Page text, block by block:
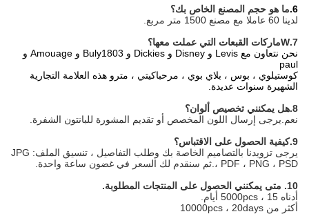
6. ما هو حجم المصنع الخاص بك؟
لدينا 60 عاملا مع مصنع 1500 متر مربع.
7.W
ماركات القبعات التي عملت معها؟
نحن نتعاون مع Levis و Disney و Dickies و Buly1803 و Amouage و
paul
كوستيلوي ، بوس ، بلاي بوي ، مرحباكيتي ، مترو هذه العلامة التجارية
الشهيرة سنوات عديدة.
8.هل يمكنني تخصيص ألوان؟
نعم.يرجى إرسال اللون المخصص أو تقديم المشورة للبانتون الشفرة.
9.كيفية الحصول على الاقتباس؟
يرجى تزويدنا بالتصاميم الخاصة بك وطلب التفاصيل ، تنسيق الملف: JPG
، PDF ، PNG ، PSD. ثم سنقدم لك السعر في غضون ساعة واحدة.
10. متى يمكنني الحصول على المنتجات المطلوبة.
أدناه 5000pcs ، 15 أيام.
أكثر من 10000pcs ، 20days